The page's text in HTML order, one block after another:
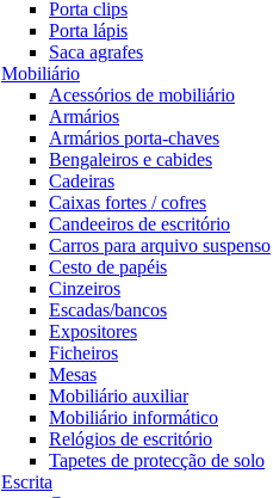
Porta clips
Porta lápis
Saca agrafes
Mobiliário
Acessórios de mobiliário
Armários
Armários porta-chaves
Bengaleiros e cabides
Cadeiras
Caixas fortes / cofres
Candeeiros de escritório
Carros para arquivo suspenso
Cesto de papéis
Cinzeiros
Escadas/bancos
Expositores
Ficheiros
Mesas
Mobiliário auxiliar
Mobiliário informático
Relógios de escritório
Tapetes de protecção de solo
Escrita